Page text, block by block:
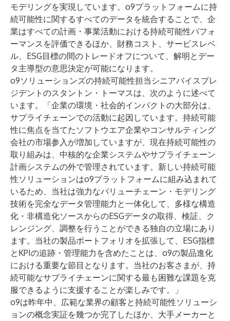
モデリングを実現しています。o9プラットフォームに持
続可能性に関するすべてのデータを統合することで、企
業はすべての計画・事業活動における持続可能性パフォ
ーマンスを評価できるほか、財務コスト、サービスレベ
ル、ESG目標の間のトレードオフについて、解明とデー
タ主導型の意思決定が可能になります。
o9ソリューションズの持続可能性担当シニアバイスプレ
ジデントのスタントン・トーマスは、次のように述べて
います。「企業の環境・社会的インパクトの大部分は、
サプライチェーンでの活動に起因しています。持続可能
性に焦点を当てたソフトウエア企業やコンサルティング
会社の市場参入が増加していますが、現在持続可能性の
取り組みは、中核的な企業システムやサプライチェーン
計画システムの外で管理されています。新しい持続可能
性ソリューションはo9プラットフォームに組み込まれて
いるため、当社は強力なバリューチェーン・モデリング
技術を完全なデータ管理能力と一体化して、多様な構造
化・非構造化ソースからのESGデータの取得、検証、ク
レンジング、調整を行うことができる独自の立場にあり
ます。当社の製品ポートフォリオを拡張して、ESG指標
とKPIの追跡・管理能力を含めたことは、o9の製品進化
における重要な節目となります。当社のお客さまが、持
続可能なサプライチェーンに関する最も困難な課題を克
服できるように支援することが楽しみです。」
o9は昨年中、広範な業界の顧客と持続可能性ソリューシ
ョンの概念実証を幾つか完了したほか、大手メーカーと